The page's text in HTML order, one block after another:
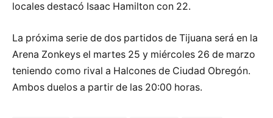
locales destacó Isaac Hamilton con 22.
La próxima serie de dos partidos de Tijuana será en la
Arena Zonkeys el martes 25 y miércoles 26 de marzo
teniendo como rival a Halcones de Ciudad Obregón.
Ambos duelos a partir de las 20:00 horas.